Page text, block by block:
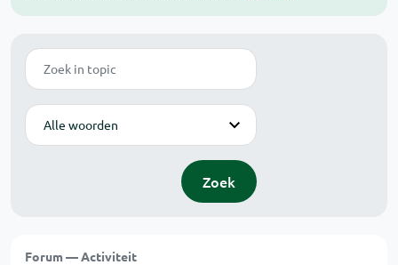
Zoek
Modus
Zoek
Forum — Activiteit